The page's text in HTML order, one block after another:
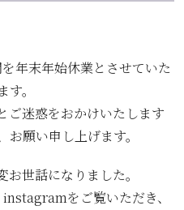
年末年始休業とさせていた
す。
ご迷惑をおかけいたします
願い申し上げます。
世話になりました。
をご覧いただき、